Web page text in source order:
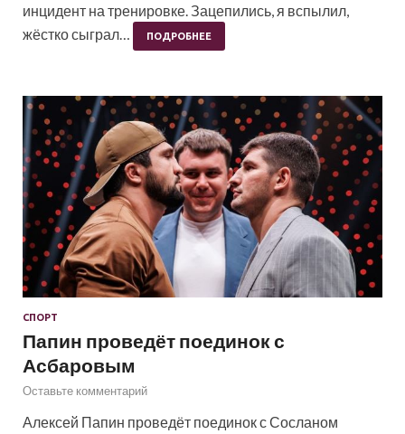
инцидент на тренировке. Зацепились, я вспылил,
жёстко сыграл…
ПОДРОБНЕЕ
СПОРТ
Папин проведёт поединок с
Асбаровым
Оставьте комментарий
Алексей Папин проведёт поединок с Сосланом